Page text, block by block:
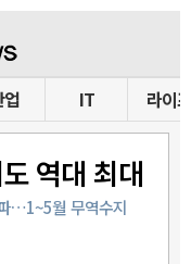
업 IT 라이프
역대 최대
…1~5월 무역수지